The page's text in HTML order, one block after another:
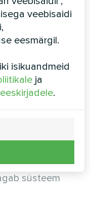
seeria pakub
teevad sellest
elektrilise
4–5 korda
talvedel
kuni
Tartu, Narva
Isegi
süsteem
veebisaidi
eesmärgil.
isikuandmeid
ja
.